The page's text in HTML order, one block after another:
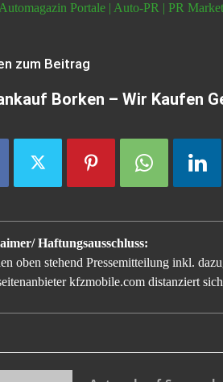
Portale | Auto-PR | PR
zum Beitrag
Borken – Wir Kaufen
Haftungsausschluss:
oben stehend Pressemitteilung inkl.
kfzmobile.com distanziert